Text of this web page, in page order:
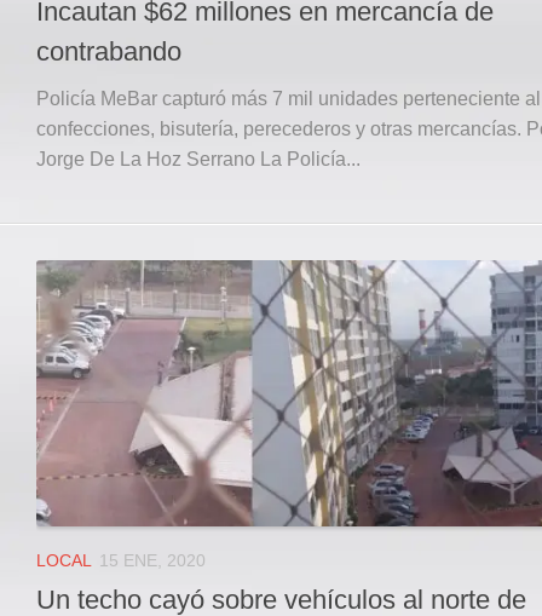
Incautan $62 millones en mercancía de
contrabando
Policía MeBar capturó más 7 mil unidades perteneciente
confecciones, bisutería, perecederos y otras mercancías.
Jorge De La Hoz Serrano La Policía...
LOCAL 15 ENE, 2020
Un techo cayó sobre vehículos al norte de